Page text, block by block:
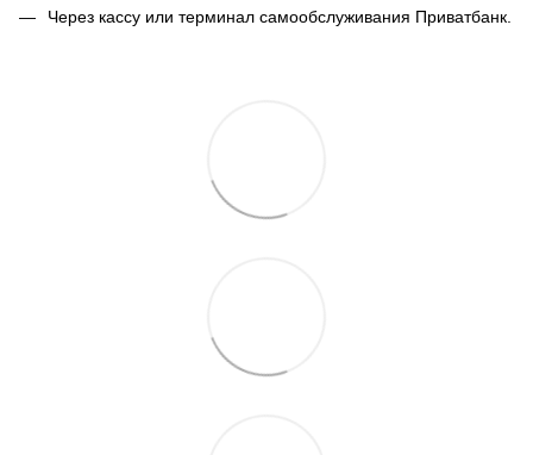
Через кассу или терминал самообслуживания Приватбанк.